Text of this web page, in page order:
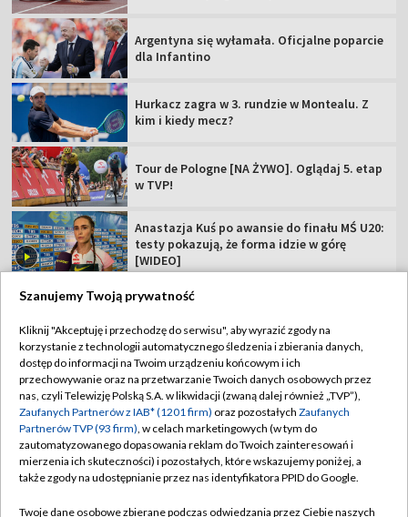
Argentyna się wyłamała. Oficjalne poparcie
dla Infantino
Hurkacz zagra w 3. rundzie w Montealu. Z
kim i kiedy mecz?
Tour de Pologne [NA ŻYWO]. Oglądaj 5. etap
w TVP!
Anastazja Kuś po awansie do finału MŚ U20:
testy pokazują, że forma idzie w górę
[WIDEO]
TVP
Abonament TVP
Sklep TVP
Biuro Reklamy
Oferta Handlowa
Regulamin TVP
Polityka prywatności
Moje zgody
Biuro reklamy
Szanujemy Twoją prywatność
Kliknij "Akceptuję i przechodzę do serwisu", aby wyrazić zgody na
korzystanie z technologii automatycznego śledzenia i zbierania danych,
dostęp do informacji na Twoim urządzeniu końcowym i ich
przechowywanie oraz na przetwarzanie Twoich danych osobowych przez
nas, czyli Telewizję Polską S.A. w likwidacji (zwaną dalej również „TVP”),
Zaufanych Partnerów z IAB* (1201 firm) oraz pozostałych Zaufanych
Partnerów TVP (93 firm), w celach marketingowych (w tym do
zautomatyzowanego dopasowania reklam do Twoich zainteresowań i
mierzenia ich skuteczności) i pozostałych, które wskazujemy poniżej, a
także zgody na udostępnianie przez nas identyfikatora PPID do Google.
Twoje dane osobowe zbierane podczas odwiedzania przez Ciebie naszych